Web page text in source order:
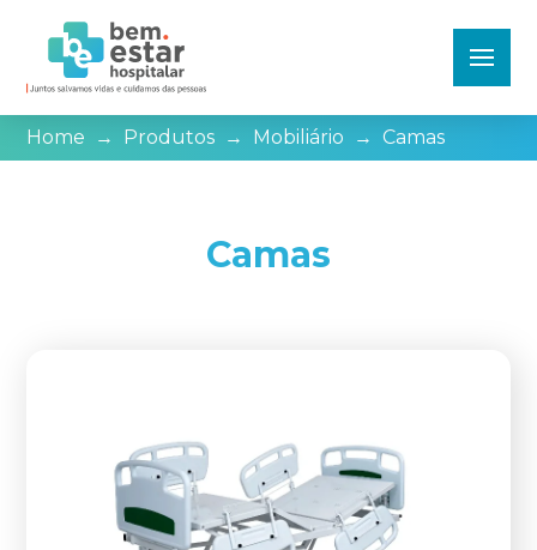
Home → Produtos → Mobiliário → Camas
Camas